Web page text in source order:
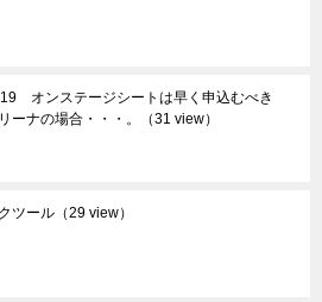
オンステージシートは早く申込むべき
ーナの場合・・・。（31 view）
ツール（29 view）